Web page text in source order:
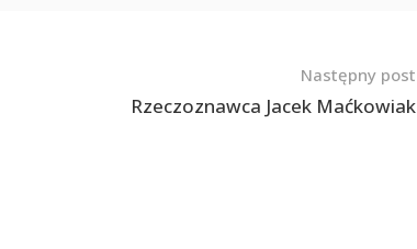
Następny post
Rzeczoznawca Jacek Maćkowiak